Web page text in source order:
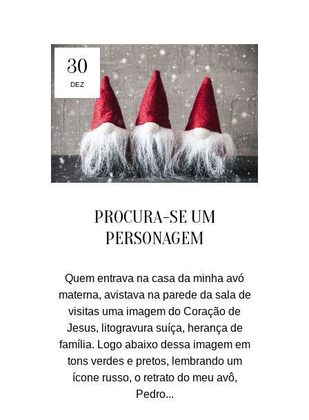
30
DEZ
PROCURA-SE UM
PERSONAGEM
Quem entrava na casa da minha avó
materna, avistava na parede da sala de
visitas uma imagem do Coração de
Jesus, litogravura suíça, herança de
família. Logo abaixo dessa imagem em
tons verdes e pretos, lembrando um
ícone russo, o retrato do meu avô,
Pedro...